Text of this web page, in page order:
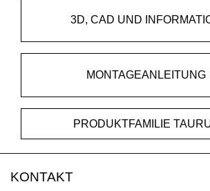
3D, CAD UND
MONTAGEANLEITUNG
PRODUKTFAMILIE
KONTAKT